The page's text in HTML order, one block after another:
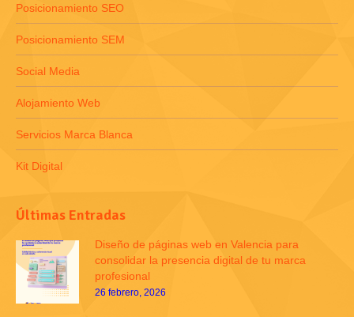
Posicionamiento SEO
Posicionamiento SEM
Social Media
Alojamiento Web
Servicios Marca Blanca
Kit Digital
Últimas Entradas
Diseño de páginas web en Valencia para
consolidar la presencia digital de tu marca
profesional
26 febrero, 2026